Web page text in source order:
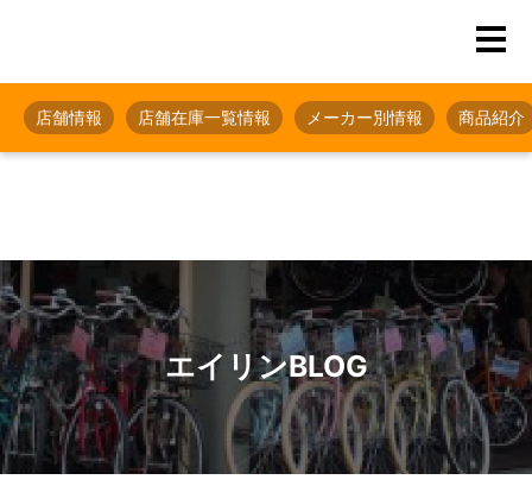
店舗情報 店舗在庫一覧情報 メーカー別情報 商品紹介
エイリンBLOG